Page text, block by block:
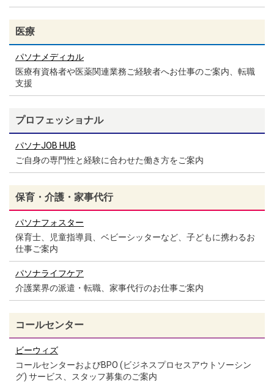
医療
パソナメディカル
医療有資格者や医薬関連業務ご経験者へお仕事のご案内、転職
支援
プロフェッショナル
パソナJOB HUB
ご自身の専門性と経験に合わせた働き方をご案内
保育・介護・家事代行
パソナフォスター
保育士、児童指導員、ベビーシッターなど、子どもに携わるお
仕事ご案内
パソナライフケア
介護業界の派遣・転職、家事代行のお仕事ご案内
コールセンター
ビーウィズ
コールセンターおよびBPO (ビジネスプロセスアウトソーシン
グ) サービス、スタッフ募集のご案内